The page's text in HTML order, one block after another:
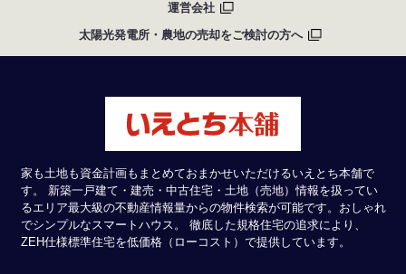
運営会社
太陽光発電所・農地の売却をご検討の方へ
家も土地も資金計画もまとめておまかせいただけるいえとち本舗で
す。 新築一戸建て・建売・中古住宅・土地（売地）情報を扱ってい
るエリア最大級の不動産情報量からの物件検索が可能です。おしゃれ
でシンプルなスマートハウス。 徹底した規格住宅の追求により、
ZEH仕様標準住宅を低価格（ローコスト）で提供しています。